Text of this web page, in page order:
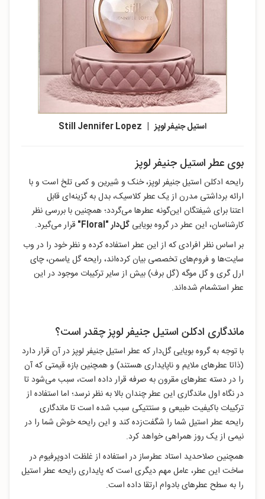
استیل جنیفر لوپز | Still Jennifer Lopez
بوی عطر استیل جنیفر لوپز
رایحه ادکلن استیل جنیفر لوپز، خنک و شیرین و کمی تلخ است و با
ارائه برداشتی مدرن از یک عطر کلاسیک، بدل به گزینه‌ای قابل
اعتنا برای شیفتگان این‌گونه عطرها می‌گردد؛ همچنین با بررسی نظر
کارشناسان، این عطر در گروه بویایی گل‌دار "Floral"
قرار می‌گیرد.
بر اساس نظر افرادی که از این عطر استفاده کرده‌ و نظر خود را در وب
سایت‌ها و فروم‌های تخصصی بیان کرده‌اند، رایحه گل یاسمن، چای
ارل گری و گل موگه (گل برف) بیش از سایر ترکیبات موجود در این
عطر استشمام شده‌اند.
ماندگاری ادکلن استیل جنیفر لوپز چقدر است؟
با توجه به گروه بویایی گل‌دار که عطر استیل جنیفر لوپز در آن قرار دارد
(ذاتا عطرهای ملایم و ناپایداری هستند) و همچنین بازه قیمتی که آن
را در دسته عطرهای مقرون به صرفه قرار داده است، سبب می‌شود تا
در نگاه اول ماندگاری این عطر چندان بالا به نظر نرسد؛ اما استفاده از
ترکیبات باکیفیت طبیعی و سنتتیکی سبب شده است تا ماندگاری
رایحه عطر استیل شما را شگفت‌زده کند و این رایحه خوش شما را در
نیمی از یک روز همراهی خواهد کرد.
همچنین صلاحدید استاد عطرساز در استفاده از غلظت ادوپرفیوم در
ساخت این عطر، عامل مهم دیگری است که پایداری رایحه عطر استیل
را به سطح عطرهای بادوام ارتقا داده است.